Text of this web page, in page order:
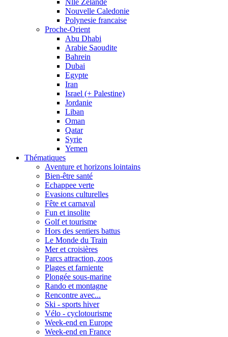
Nlle Zelande
Nouvelle Caledonie
Polynesie francaise
Proche-Orient
Abu Dhabi
Arabie Saoudite
Bahrein
Dubai
Egypte
Iran
Israel (+ Palestine)
Jordanie
Liban
Oman
Qatar
Syrie
Yemen
Thématiques
Aventure et horizons lointains
Bien-être santé
Echappee verte
Evasions culturelles
Fête et carnaval
Fun et insolite
Golf et tourisme
Hors des sentiers battus
Le Monde du Train
Mer et croisières
Parcs attraction, zoos
Plages et farniente
Plongée sous-marine
Rando et montagne
Rencontre avec...
Ski - sports hiver
Vélo - cyclotourisme
Week-end en Europe
Week-end en France